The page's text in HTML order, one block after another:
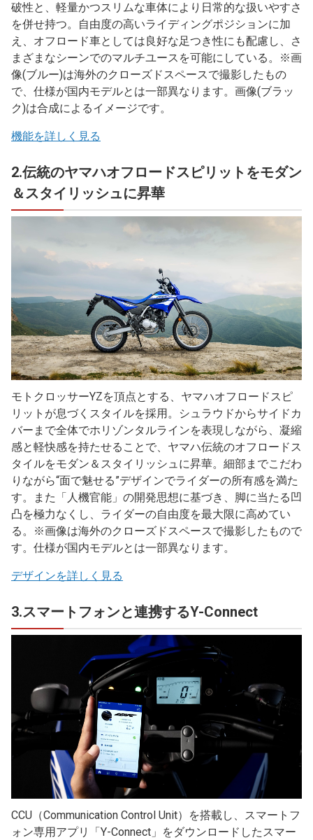
破性と、軽量かつスリムな車体により日常的な扱いやすさ
を併せ持つ。自由度の高いライディングポジションに加
え、オフロード車としては良好な足つき性にも配慮し、さ
まざまなシーンでのマルチユースを可能にしている。※画
像(ブルー)は海外のクローズドスペースで撮影したもの
で、仕様が国内モデルとは一部異なります。画像(ブラッ
ク)は合成によるイメージです。
機能を詳しく見る
2.伝統のヤマハオフロードスピリットをモダン
＆スタイリッシュに昇華
モトクロッサーYZを頂点とする、ヤマハオフロードスピ
リットが息づくスタイルを採用。シュラウドからサイドカ
バーまで全体でホリゾンタルラインを表現しながら、凝縮
感と軽快感を持たせることで、ヤマハ伝統のオフロードス
タイルをモダン＆スタイリッシュに昇華。細部までこだわ
りながら“面で魅せる”デザインでライダーの所有感を満た
す。また「人機官能」の開発思想に基づき、脚に当たる凹
凸を極力なくし、ライダーの自由度を最大限に高めてい
る。※画像は海外のクローズドスペースで撮影したもので
す。仕様が国内モデルとは一部異なります。
デザインを詳しく見る
3.スマートフォンと連携するY-Connect
CCU（Communication Control Unit）を搭載し、スマートフ
ォン専用アプリ「Y-Connect」をダウンロードしたスマー